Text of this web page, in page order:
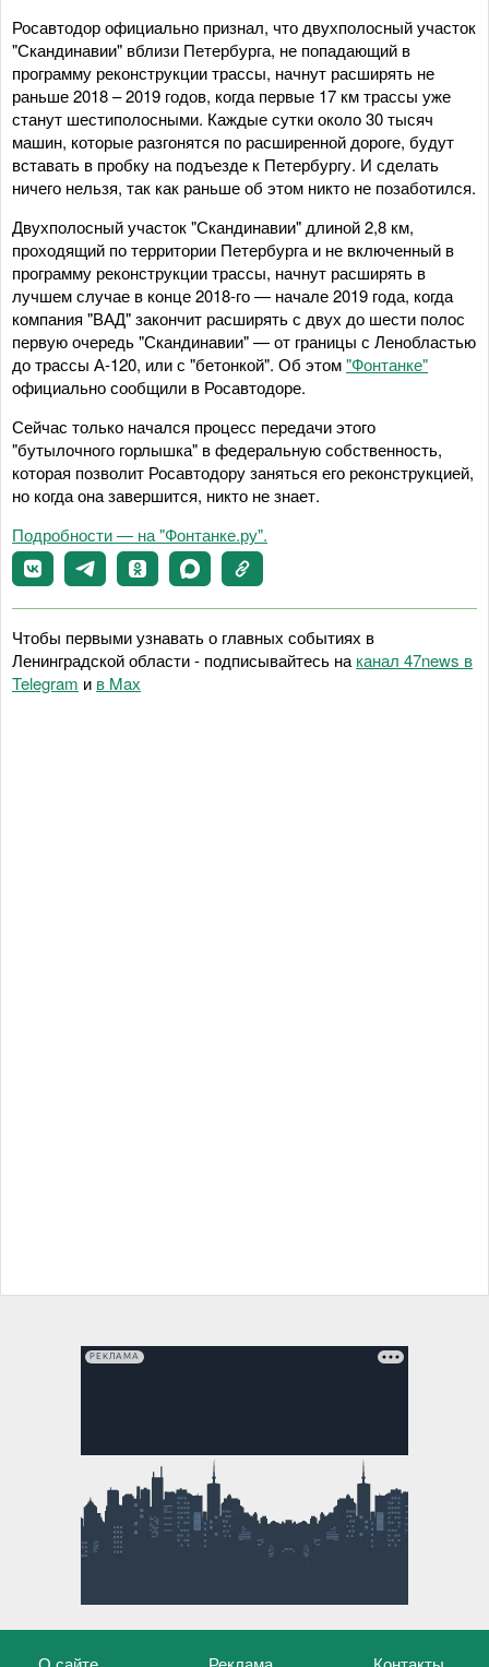
Росавтодор официально признал, что двухполосный участок
"Скандинавии" вблизи Петербурга, не попадающий в
программу реконструкции трассы, начнут расширять не
раньше 2018 – 2019 годов, когда первые 17 км трассы уже
станут шестиполосными. Каждые сутки около 30 тысяч
машин, которые разгонятся по расширенной дороге, будут
вставать в пробку на подъезде к Петербургу. И сделать
ничего нельзя, так как раньше об этом никто не позаботился.
Двухполосный участок "Скандинавии" длиной 2,8 км,
проходящий по территории Петербурга и не включенный в
программу реконструкции трассы, начнут расширять в
лучшем случае в конце 2018-го — начале 2019 года, когда
компания "ВАД" закончит расширять с двух до шести полос
первую очередь "Скандинавии" — от границы с Ленобластью
до трассы А-120, или с "бетонкой". Об этом"Фонтанке"
официально сообщили в Росавтодоре.
Сейчас только начался процесс передачи этого
"бутылочного горлышка" в федеральную собственность,
которая позволит Росавтодору заняться его реконструкцией,
но когда она завершится, никто не знает.
Подробности — на "Фонтанке.ру".
Чтобы первыми узнавать о главных событиях в
Ленинградской области - подписывайтесь на канал 47news в
Telegram и в Maх
РЕКЛАМА